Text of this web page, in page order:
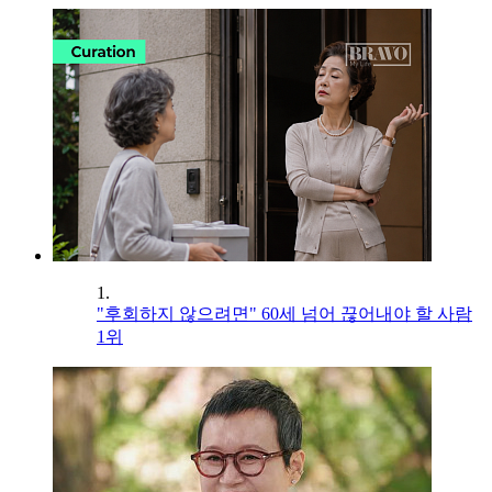
1.
"후회하지 않으려면" 60세 넘어 끊어내야 할 사람
1위